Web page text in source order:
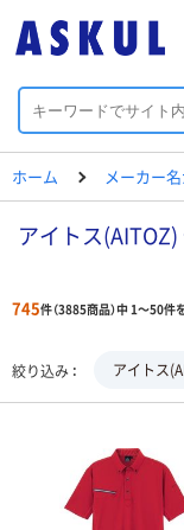
ホーム メーカー名
アイトス
745件（3885商品）中 1～50件
絞り込み アイトス